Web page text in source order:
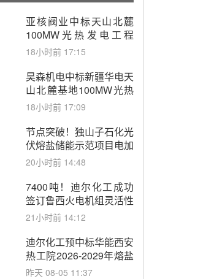
亚核阀业中标天山北麓
100MW光热发电工程
EPC总承包项目熔盐截
购
18小时前 17:15
昊森机电中标新疆华电天
山北麓基地100MW光热
发电工程EPC总承包项
采购
18小时前 17:09
节点突破！独山子石化光
伏熔盐储能示范项目电加
热器厂房顺利封顶
20小时前 14:48
7400吨！迪尔化工成功
签订鲁西火电机组灵活性
改造项目三元液态盐采购
21小时前 14:12
迪尔化工预中标华能西安
热工院2026-2029年熔盐
介质框架协议
昨天 08-05 11:37